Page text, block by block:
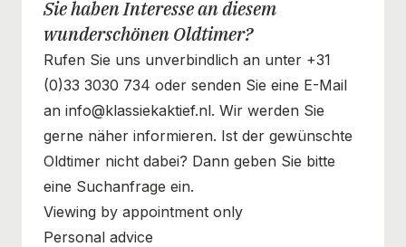
Sie haben Interesse an diesem
wunderschönen Oldtimer?
Rufen Sie uns unverbindlich an unter +31
(0)33 3030 734 oder senden Sie eine E-Mail
an info@klassiekaktief.nl. Wir werden Sie
gerne näher informieren. Ist der gewünschte
Oldtimer nicht dabei? Dann geben Sie bitte
eine Suchanfrage ein.
Viewing by appointment only
Personal advice